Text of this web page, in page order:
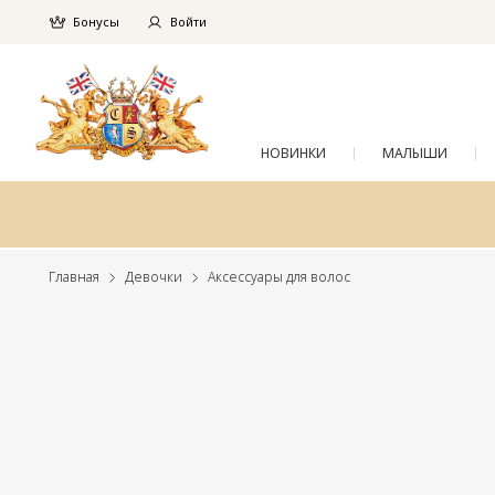
Бонусы Войти
НОВИНКИ МАЛЫШИ
Главная Девочки Аксессуары для волос